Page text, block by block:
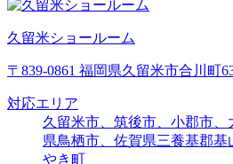
久留米ショールーム
〒839-0861 福岡県久留米市合川町
対応エリア
久留米市、筑後市、小郡市
県鳥栖市、佐賀県三養基郡
やき町